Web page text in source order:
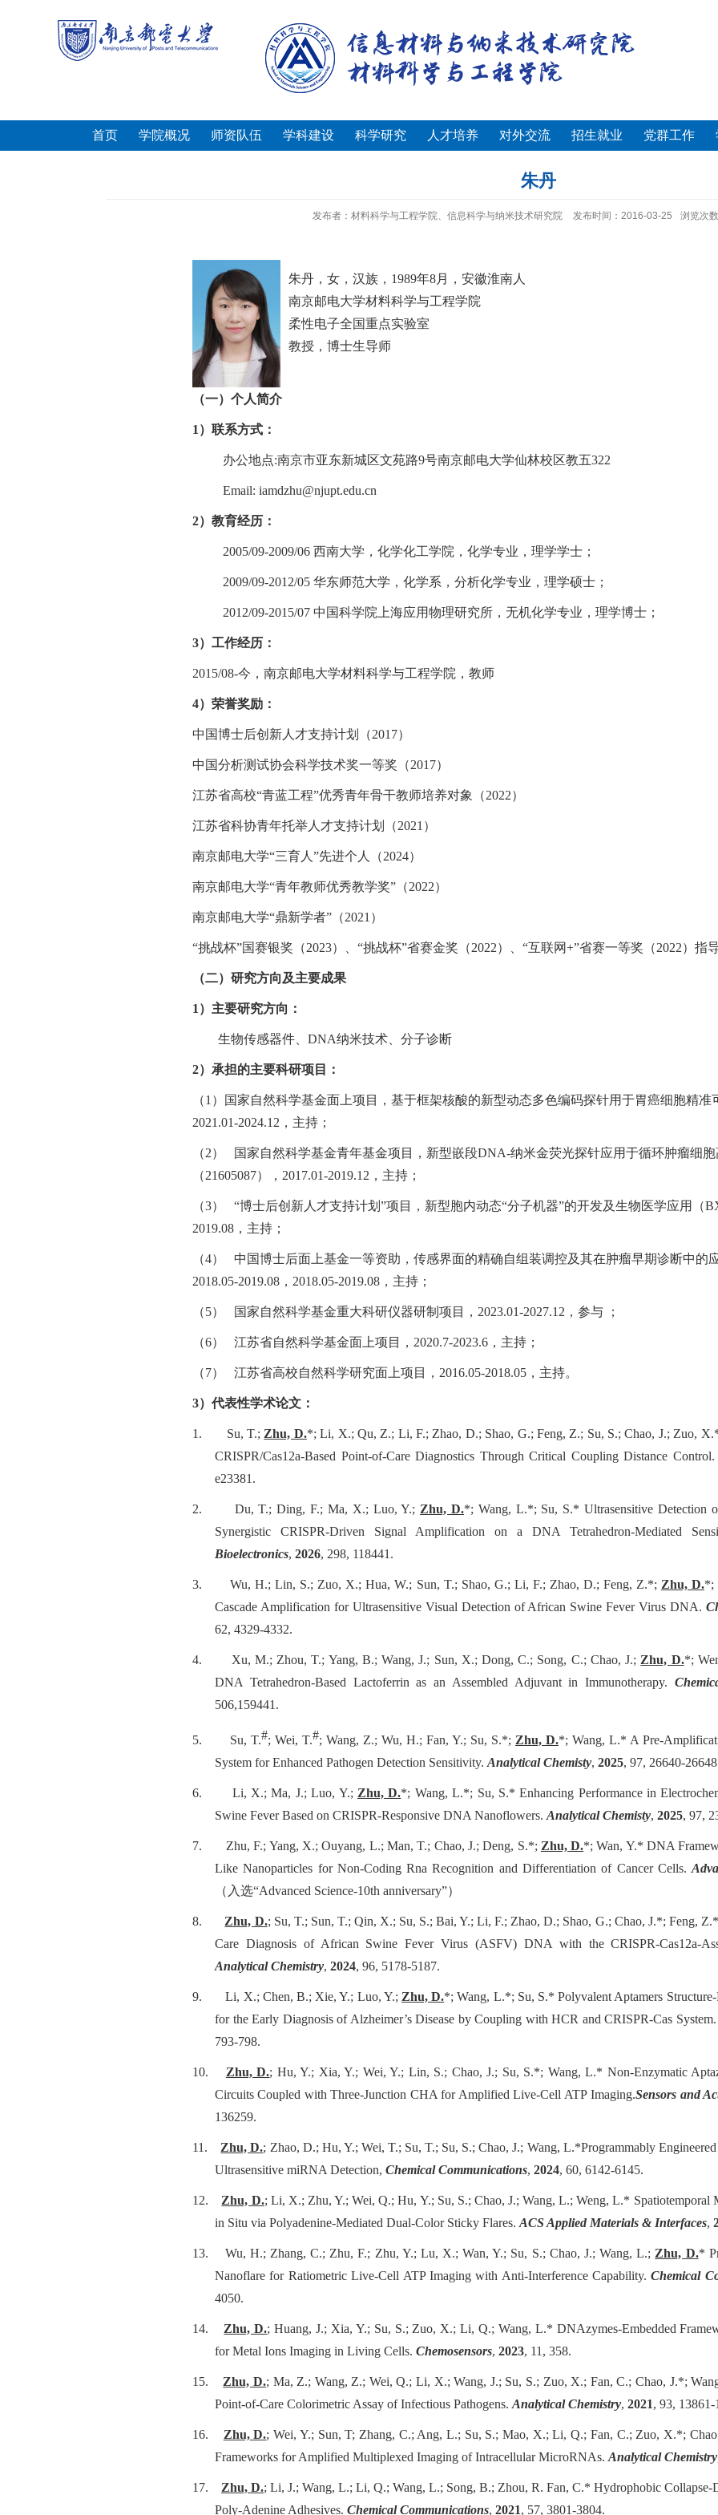
首页 学院概况 师资队伍 学科建设 科学研究 人才培养 对外交流 招生就业 党群工作
朱丹
发布者：材料科学与工程学院、信息科学与纳米技术研究院 发布时间：2016-03-25 浏览次
朱丹，女，汉族， 1989年8月，安徽淮南人
南京邮电大学材料科学与工程学院
柔性电子全国重点实验室
教授，博士生导师
（一）个人简介
1 ）联系方式：
办公地点:南京市亚东新城区文苑路9号南京邮电大学仙林校区教五322
Email: iamdzhu@njupt.edu.cn
2） 教育经历：
2005/09-2009/06 西南大学，化学化工学院，化学专业，理学学士；
2009/09-2012/05 华东师范大学，化学系，分析化学专业，理学硕士；
2012/09-2015/07 中国科学院上海应用物理研究所， 无机化学专业，理学博士；
3） 工作经历：
2015/08-今 ，南京邮电大学材料科学与工程学院，教师
4）荣誉奖励：
中国博士后创新人才支持计划（2017）
中国分析测试协会科学技术奖一等奖（2017）
江苏省高校“青蓝工程”优秀青年骨干教师培养对象（2022）
江苏省科协青年托举人才支持计划（2021 ）
南京邮电大学“三育人”先进个人（2024）
南京邮电大学“青年教师优秀教学奖”（2022）
南京邮电大学“鼎新学者”（2021 ）
“挑战杯”国赛银奖（2023）、“挑战杯”省赛金奖（2022）、“互联网+”省赛一等奖（2022）指
（二）研究方向及主要成果
1 ） 主要研究方向：
生物传感器件、 DNA纳米技术、分子诊断
2）承担的主要科研项目：
（1 ）
国家自然科学基金面上项目，基于框架核酸的新型动态多色编码探针用于胃癌细胞精准
2021.01-2024.12 ，主持；
（2） 国家自然科学基金青年基金项目 ，新型嵌段DNA-纳米金荧光探针应用于循环肿瘤细
（21605087）， 2017.01-2019.12 ，主持；
（3） “博士后创新人才支持计划”项目， 新型胞内动态“分子机器”的开发及生物医学应用 （
2019.08 ，主持；
（4）
中国博士后面上基金一等资助，传感界面的精确自组装调控及其在肿瘤早期诊断中的
2018.05-2019.08 ， 2018.05-2019.08 ，主持；
（5） 国家自然科学基金重大科研仪器研制项目， 2023.01-2027.12 ，参与 ；
（6） 江苏省自然科学基金面上项目， 2020.7-2023.6 ，主持；
（7） 江苏省高校自然科学研究面上项目， 2016.05-2018.05 ，主持。
3） 代表性学术论文：
1. Su, T.; Zhu, D.*; Li, X.; Qu, Z.; Li, F.; Zhao, D.; Shao, G.; Feng, Z.; Su, S.; Chao, J.; Zuo,
CRISPR/Cas12a‐Based Point‐of‐Care Diagnostics Through Critical Coupling Distance
e23381.
2. Du, T.; Ding, F.; Ma, X.; Luo, Y.; Zhu, D.*; Wang, L.*; Su, S.* Ultrasensitive Detection
Synergistic CRISPR-Driven Signal Amplification on a DNA Tetrahedron-Mediated
Bioelectronics, 2026, 298, 118441.
3. Wu, H.; Lin, S.; Zuo, X.; Hua, W.; Sun, T.; Shao, G.; Li, F.; Zhao, D.; Feng, Z.*; Zhu, D.*;
Cascade Amplification for Ultrasensitive Visual Detection of African Swine Fever Virus DNA.
62, 4329-4332.
4. Xu, M.; Zhou, T.; Yang, B.; Wang, J.; Sun, X.; Dong, C.; Song, C.; Chao, J.; Zhu, D.*;
DNA Tetrahedron-Based Lactoferrin as an Assembled Adjuvant in Immunotherapy.
506,159441.
5. Su, T.#; Wei, T.#; Wang, Z.; Wu, H.; Fan, Y.; Su, S.*; Zhu, D.*; Wang, L.* A Pre-
System for Enhanced Pathogen Detection Sensitivity. Analytical Chemisty, 2025, 97, 26640-
6. Li, X.; Ma, J.; Luo, Y.; Zhu, D.*; Wang, L.*; Su, S.* Enhancing Performance in
Swine Fever Based on CRISPR-Responsive DNA Nanoflowers. Analytical Chemisty, 2025, 97,
7. Zhu, F.; Yang, X.; Ouyang, L.; Man, T.; Chao, J.; Deng, S.*; Zhu, D.*; Wan, Y.* DNA
Like Nanoparticles for Non-Coding Rna Recognition and Differentiation of Cancer Cells.
（入选“Advanced Science-10th anniversary”）
8. Zhu, D.; Su, T.; Sun, T.; Qin, X.; Su, S.; Bai, Y.; Li, F.; Zhao, D.; Shao, G.; Chao, J.*; Feng,
Care Diagnosis of African Swine Fever Virus (ASFV) DNA with the CRISPR-Cas12a-
Analytical Chemistry, 2024, 96, 5178-5187.
9. Li, X.; Chen, B.; Xie, Y.; Luo, Y.; Zhu, D.*; Wang, L.*; Su, S.* Polyvalent Aptamers
for the Early Diagnosis of Alzheimer’s Disease by Coupling with HCR and CRISPR-Cas
793-798.
10. Zhu, D.; Hu, Y.; Xia, Y.; Wei, Y.; Lin, S.; Chao, J.; Su, S.*; Wang, L.* Non-Enzymatic
Circuits Coupled with Three-Junction CHAfor Amplified Live-Cell ATPImaging.Sensors and
136259.
11. Zhu, D.; Zhao, D.; Hu, Y.; Wei, T.; Su, T.; Su, S.; Chao, J.; Wang, L.*Programmably
Ultrasensitive miRNA Detection, Chemical Communications, 2024, 60, 6142-6145.
12. Zhu, D.; Li, X.; Zhu, Y.; Wei, Q.; Hu, Y.; Su, S.; Chao, J.; Wang, L.; Weng, L.*
in Situ via Polyadenine-Mediated Dual-Color Sticky Flares. ACS Applied Materials & Interfaces,
13. Wu, H.; Zhang, C.; Zhu, F.; Zhu, Y.; Lu, X.; Wan, Y.; Su, S.; Chao, J.; Wang, L.; Zhu, D.*
Nanoflare for Ratiometric Live-Cell ATP Imaging with Anti-Interference Capability.Chemical
4050.
14. Zhu, D.; Huang, J.; Xia, Y.; Su, S.; Zuo, X.; Li, Q.; Wang, L.* DNAzymes-Embedded
for Metal Ions Imaging in Living Cells. Chemosensors, 2023, 11, 358.
15. Zhu, D.; Ma, Z.; Wang, Z.; Wei, Q.; Li, X.; Wang, J.; Su, S.; Zuo, X.; Fan, C.; Chao, J.*;
Point-of-Care Colorimetric Assay of Infectious Pathogens. Analytical Chemistry, 2021, 93, 13861-
16. Zhu, D.; Wei, Y.; Sun, T; Zhang, C.; Ang, L.; Su, S.; Mao, X.; Li, Q.; Fan, C.; Zuo, X.*;
Frameworks for Amplified Multiplexed Imaging of Intracellular MicroRNAs. Analytical Chemistry
17. Zhu, D.; Li, J.; Wang, L.; Li, Q.; Wang, L.; Song, B.; Zhou, R. Fan, C.* Hydrophobic
Poly-Adenine Adhesives. Chemical Communications, 2021, 57, 3801-3804.